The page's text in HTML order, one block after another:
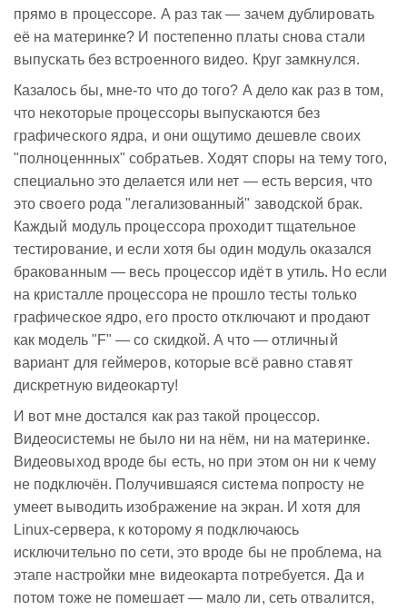
прямо в процессоре. А раз так — зачем дублировать
её на материнке? И постепенно платы снова стали
выпускать без встроенного видео. Круг замкнулся.
Казалось бы, мне-то что до того? А дело как раз в том,
что некоторые процессоры выпускаются без
графического ядра, и они ощутимо дешевле своих
"полноценнных" собратьев. Ходят споры на тему того,
специально это делается или нет — есть версия, что
это своего рода "легализованный" заводской брак.
Каждый модуль процессора проходит тщательное
тестирование, и если хотя бы один модуль оказался
бракованным — весь процессор идёт в утиль. Но если
на кристалле процессора не прошло тесты только
графическое ядро, его просто отключают и продают
как модель "F" — со скидкой. А что — отличный
вариант для геймеров, которые всё равно ставят
дискретную видеокарту!
И вот мне достался как раз такой процессор.
Видеосистемы не было ни на нём, ни на материнке.
Видеовыход вроде бы есть, но при этом он ни к чему
не подключён. Получившаяся система попросту не
умеет выводить изображение на экран. И хотя для
Linux-сервера, к которому я подключаюсь
исключительно по сети, это вроде бы не проблема, на
этапе настройки мне видеокарта потребуется. Да и
потом тоже не помешает — мало ли, сеть отвалится,